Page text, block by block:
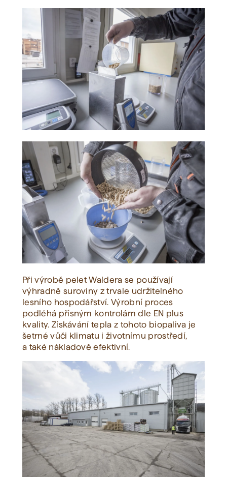
Při výrobě pelet Waldera se používají
výhradně suroviny z trvale udržitelného
lesního hospodářství. Výrobní proces
podléhá přísným kontrolám dle EN plus
kvality. Získávání tepla z tohoto biopaliva je
šetrné vůči klimatu i životnímu prostředí,
a také nákladově efektivní.